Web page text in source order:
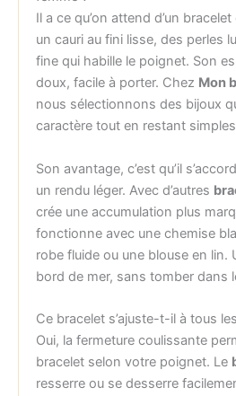
Il a ce qu’on attend d’un
un cauri au fini lisse, des perles
fine qui habille le poignet. Son
doux, facile à porter. Chez Mon
nous sélectionnons des bijoux
caractère tout en restant
Son avantage, c’est qu’il
un rendu léger. Avec d’autres
crée une accumulation plus
fonctionne avec une chemise
robe fluide ou une blouse en lin.
bord de mer, sans tomber dans
Ce bracelet s’ajuste-t-il à tous
Oui, la fermeture coulissante
bracelet selon votre poignet. Le
resserre ou se desserre